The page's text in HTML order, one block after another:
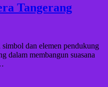
Tangerang
dan elemen pendukung
dalam membangun suasana